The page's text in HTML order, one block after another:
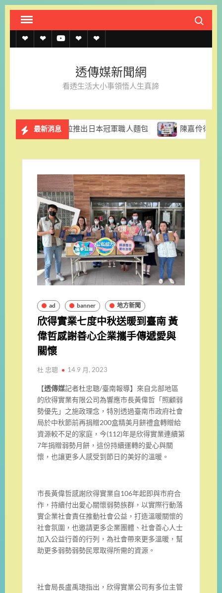
Skip
content
Search
透
約
透
上
記
單
透 聯
我
官
LINE
透傳媒新聞網
看透生活大小事領悟人生真諦
最新消息
里拉推出日本冠軍職人麵包 陳嘉伶律師創立易勝法律
ad banner 地方新聞
欣得實業七度中秋送暖到臺南 黃
偉哲感謝善心企業攜手傳遞愛與
關懷
杜 忠聰 14 9 月, 2023
【透傳媒記者杜忠聰/臺南報導】來自北部地區
的欣得實業有限公司為響應市長黃偉哲「照顧弱
勢優先」之施政理念，特別透過臺南市政府社會
局於中秋節前再捐贈200盒精美月餅禮盒轉贈給
資源較不足的家庭，今(112)年是欣得實業連續第
7年捐贈弱勢月餅，這份持續運轉的愛心與關
懷，也讓更多人感受到節日的美好的溫暖。
市長黃偉哲感謝欣得實業自106年起即與市府合
作，持續付出愛心關懷弱勢族群，以實際行動落
實企業社會責任推動社會公益，打造溫暖關懷的
社會氛圍，也邀請更多企業團體、社會善心人士
加入公益行善的行列，為社會帶來更多溫暖，幫
助更多弱勢弱勢民眾取得所需的資源。
社會局長盧禹璁指出，欣得實業公司有多位主管